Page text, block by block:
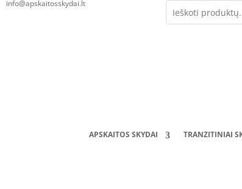
APSKAITOS SKYDAI TRANZITINIAI